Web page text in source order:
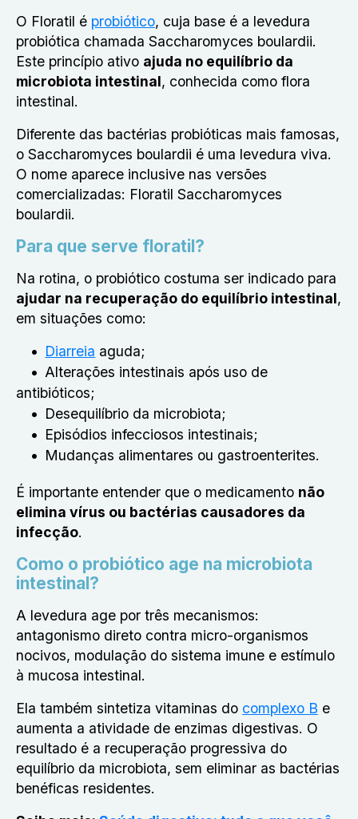
O Floratil é probiótico, cuja base é a levedura
probiótica chamada Saccharomyces boulardii.
Este princípio ativo ajuda no equilíbrio da
microbiota intestinal, conhecida como flora
intestinal.
Diferente das bactérias probióticas mais famosas,
o Saccharomyces boulardii é uma levedura viva.
O nome aparece inclusive nas versões
comercializadas: Floratil Saccharomyces
boulardii.
Para que serve floratil?
Na rotina, o probiótico costuma ser indicado para
ajudar na recuperação do equilíbrio intestinal,
em situações como:
Diarreia aguda;
Alterações intestinais após uso de
antibióticos;
Desequilíbrio da microbiota;
Episódios infecciosos intestinais;
Mudanças alimentares ou gastroenterites.
É importante entender que o medicamento não
elimina vírus ou bactérias causadores da
infecção.
Como o probiótico age na microbiota
intestinal?
A levedura age por três mecanismos:
antagonismo direto contra micro-organismos
nocivos, modulação do sistema imune e estímulo
à mucosa intestinal.
Ela também sintetiza vitaminas do complexo B e
aumenta a atividade de enzimas digestivas. O
resultado é a recuperação progressiva do
equilíbrio da microbiota, sem eliminar as bactérias
benéficas residentes.